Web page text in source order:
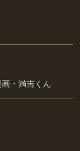
画・満吉くん